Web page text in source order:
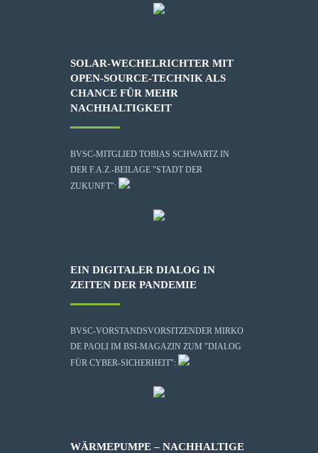
SOLAR-WECHELRICHTER MIT
OPEN-SOURCE-TECHNIK ALS
CHANCE FÜR MEHR
NACHHALTIGKEIT
BVSC-MITGLIED TOBIAS SCHWARTZ IN
DER F.A.Z.-BEILAGE "STADT DER
ZUKUNFT":
EIN DIGITALER DIALOG IN
ZEITEN DER PANDEMIE
BVSC-VORSTANDSVORSITZENDER MIRKO
DE PAOLI IM BSI-MAGAZIN ZUM "DIALOG
FÜR CYBER-SICHERHEIT":
WÄRMEPUMPE – NACHHALTIGE